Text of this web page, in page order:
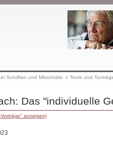
Schriften und Mitschnitte » Texte und
Das "individuelle
anzeigen)